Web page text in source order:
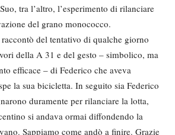
tra l’altro, l’esperimento di rilanciare
del grano monococco.
del tentativo di qualche giorno
della A 31 e del gesto – simbolico, ma
efficace – di Federico che aveva
la sua bicicletta. In seguito sia Federico
duramente per rilanciare la lotta,
si andava ormai diffondendo la
Sappiamo come andò a finire. Grazie